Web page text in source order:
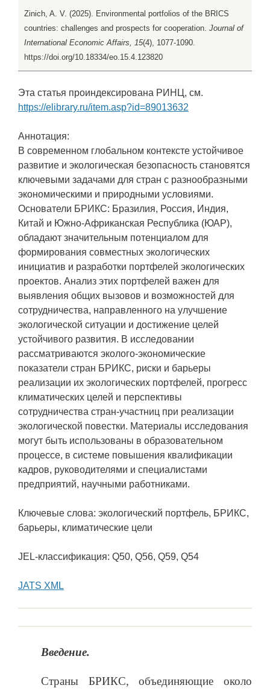
Zinich, A. V. (2025). Environmental portfolios of the BRICS
countries: challenges and prospects for cooperation. Journal of
International Economic Affairs, 15(4), 1077-1090.
https://doi.org/10.18334/eo.15.4.123820
Эта статья проиндексирована РИНЦ, см.
https://elibrary.ru/item.asp?id=89013632
Аннотация:
В современном глобальном контексте устойчивое
развитие и экологическая безопасность становятся
ключевыми задачами для стран с разнообразными
экономическими и природными условиями.
Основатели БРИКС: Бразилия, Россия, Индия,
Китай и Южно-Африканская Республика (ЮАР),
обладают значительным потенциалом для
формирования совместных экологических
инициатив и разработки портфелей экологических
проектов. Анализ этих портфелей важен для
выявления общих вызовов и возможностей для
сотрудничества, направленного на улучшение
экологической ситуации и достижение целей
устойчивого развития. В исследовании
рассматриваются эколого-экономические
показатели стран БРИКС, риски и барьеры
реализации их экологических портфелей, прогресс
климатических целей и перспективы
сотрудничества стран-участниц при реализации
экологической повестки. Материалы исследования
могут быть использованы в образовательном
процессе, в системе повышения квалификации
кадров, руководителями и специалистами
предприятий, научными работниками.
Ключевые слова: экологический портфель, БРИКС,
барьеры, климатические цели
JEL-классификация: Q50, Q56, Q59, Q54
JATS XML
Введение.
Страны БРИКС, объединяющие около